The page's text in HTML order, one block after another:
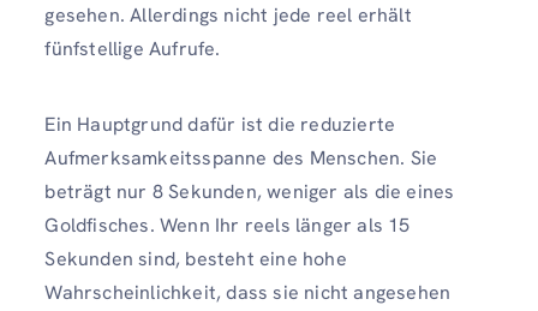
gesehen. Allerdings nicht jede reel erhält
fünfstellige Aufrufe.
Ein Hauptgrund dafür ist die reduzierte
Aufmerksamkeitsspanne des Menschen. Sie
beträgt nur 8 Sekunden, weniger als die eines
Goldfisches. Wenn Ihr reels länger als 15
Sekunden sind, besteht eine hohe
Wahrscheinlichkeit, dass sie nicht angesehen